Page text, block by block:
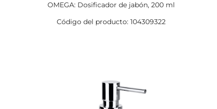
OMEGA: Dosificador de jabón, 200 ml
Código del producto: 104309322